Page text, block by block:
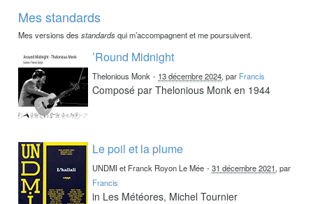
Mes standards
Mes versions desstandardsqui m’accompagnent et me poursuivent.
’Round Midnight
Thelonious Monk - 13 décembre 2024, par Francis
Composé par Thelonious Monk en 1944
Le poil et la plume
UNDMI et Franck Royon Le Mée -31 décembre 2021, par
Francis
in Les Météores, Michel Tournier